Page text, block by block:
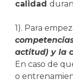
calidad
1). Para
actitud) y la
En caso de
o